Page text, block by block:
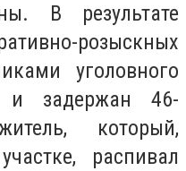
В результате
розыскных
уголовного
и задержан 46-
который,
распивал